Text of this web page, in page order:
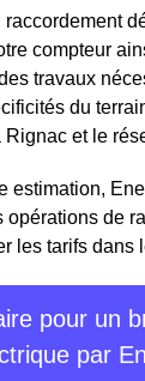
raccordement
compteur
travaux
du
et le
estimation,
opérations de
les tarifs dans
pour un
par